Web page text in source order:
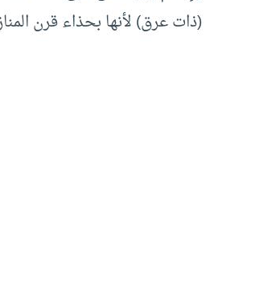
(ذات عرق) لأنها بحذاء قرن المنازل، وهي تبعد